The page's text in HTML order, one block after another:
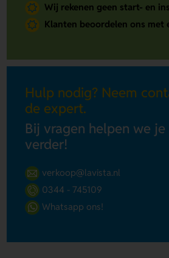
Wij rekenen geen start- en
Klanten beoordelen ons met
Hulp nodig? Neem
de expert.
Bij vragen helpen we je
verder!
verkoop@lavista.nl
0344 - 745109
Whatsapp ons!